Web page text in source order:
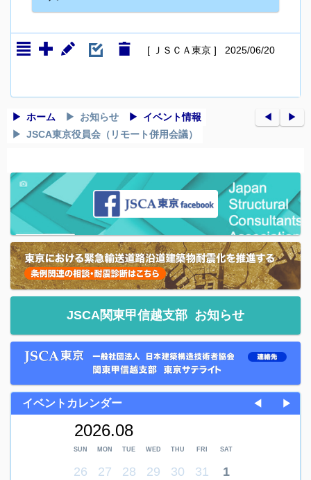
[ ＪＳＣＡ東京 ] 2025/06/20
ホーム お知らせ
イベント情報
JSCA東京役員会（リモート併用会議）
◀︎ ▶︎
JSCA関東甲信越支部 お知らせ
イベントカレンダー ◀ ▶
2026.08
SUN MON TUE WED THU FRI SAT
26 27 28 29 30 31 1